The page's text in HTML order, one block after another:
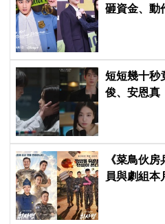
砸資金、動
短短幾十秒
俊、安恩真
《菜鳥伙
員與劇組本